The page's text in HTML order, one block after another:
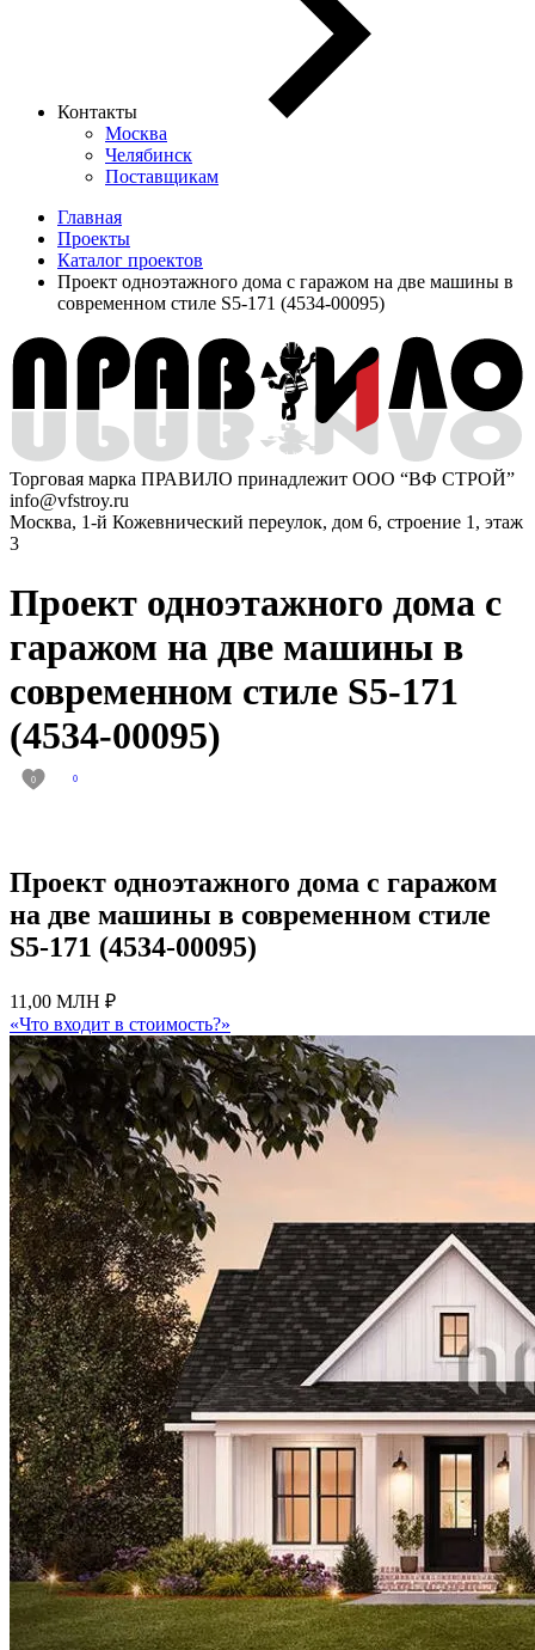
Контакты
Москва
Челябинск
Поставщикам
Главная
Проекты
Каталог проектов
Проект одноэтажного дома с гаражом на две машины в
современном стиле S5-171 (4534-00095)
Торговая марка ПРАВИЛО принадлежит ООО “ВФ СТРОЙ”
info@vfstroy.ru
Москва, 1-й Кожевнический переулок, дом 6, строение 1, этаж
3
Проект одноэтажного дома с
гаражом на две машины в
современном стиле S5-171
(4534-00095)
0 0
Проект одноэтажного дома с гаражом
на две машины в современном стиле
S5-171 (4534-00095)
11,00 МЛН ₽
«Что входит в стоимость?»